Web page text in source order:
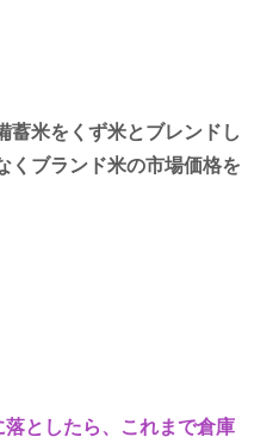
蓄米をくず米とブレンドし
くブランド米の市場価格を
としたら、これまで倉庫